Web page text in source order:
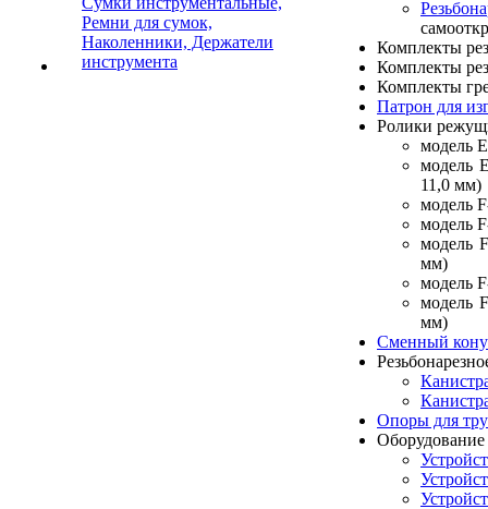
Ремни для сумок,
Наколенники, Держатели
инструмента
Комплекты
Комплекты
Комплекты
Патрон для
Ролики
модель
модель
11,0 мм)
модель
модель
модель
мм)
модель
модель
мм)
Сменный
Опоры для
Оборудование